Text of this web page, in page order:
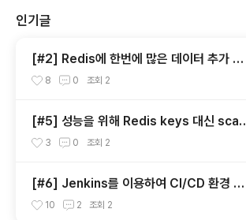
인기글
[#2] Redis에 한번에 많은 데이터 추가 시
네트워크 병목 개선하기 - Redis Pipeline
8 0 조회 2
[#5] 성능을 위해 Redis keys 대신 scan
이용하기
3 0 조회 2
[#6] Jenkins를 이용하여 CI/CD 환경 구
축해보기
10 2 조회 2